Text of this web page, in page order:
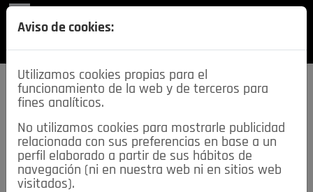
SECCIONES
descarga esta
REVISTA
Aviso de cookies:
Utilizamos cookies propias para el
funcionamiento de la web y de terceros para
fines analíticos.
No utilizamos cookies para mostrarle publicidad
relacionada con sus preferencias en base a un
perfil elaborado a partir de sus hábitos de
navegación (ni en nuestra web ni en sitios web
visitados).